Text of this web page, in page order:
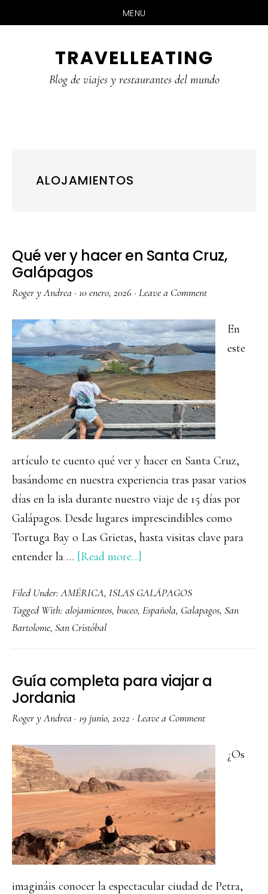
MENU
TRAVELLEATING
Blog de viajes y restaurantes del mundo
ALOJAMIENTOS
Qué ver y hacer en Santa Cruz,
Galápagos
Roger y Andrea · 10 enero, 2026 · Leave a Comment
En
este
artículo te cuento qué ver y hacer en Santa Cruz,
basándome en nuestra experiencia tras pasar varios
días en la isla durante nuestro viaje de 15 días por
Galápagos. Desde lugares imprescindibles como
Tortuga Bay o Las Grietas, hasta visitas clave para
entender la … [Read more...]
ver
y
en
Cruz,
Filed Under:AMÉRICA, ISLAS GALÁPAGOS
Tagged With: alojamientos, buceo, Española, Galapagos, San
Bartolome, San Cristóbal
Guía completa para viajar a
Jordania
Roger y Andrea · 19 junio, 2022 · Leave a Comment
¿Os
imagináis conocer la espectacular ciudad de Petra,